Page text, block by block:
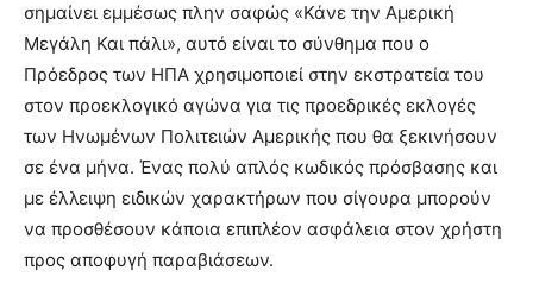
σημαίνει εμμέσως πλην σαφώς «Κάνε την Αμερική
Μεγάλη Και πάλι», αυτό είναι το σύνθημα που ο
Πρόεδρος των ΗΠΑ χρησιμοποιεί στην εκστρατεία του
στον προεκλογικό αγώνα για τις προεδρικές εκλογές
των Ηνωμένων Πολιτειών Αμερικής που θα ξεκινήσουν
σε ένα μήνα. Ένας πολύ απλός κωδικός πρόσβασης και
με έλλειψη ειδικών χαρακτήρων που σίγουρα μπορούν
να προσθέσουν κάποια επιπλέον ασφάλεια στον χρήστη
προς αποφυγή παραβιάσεων.